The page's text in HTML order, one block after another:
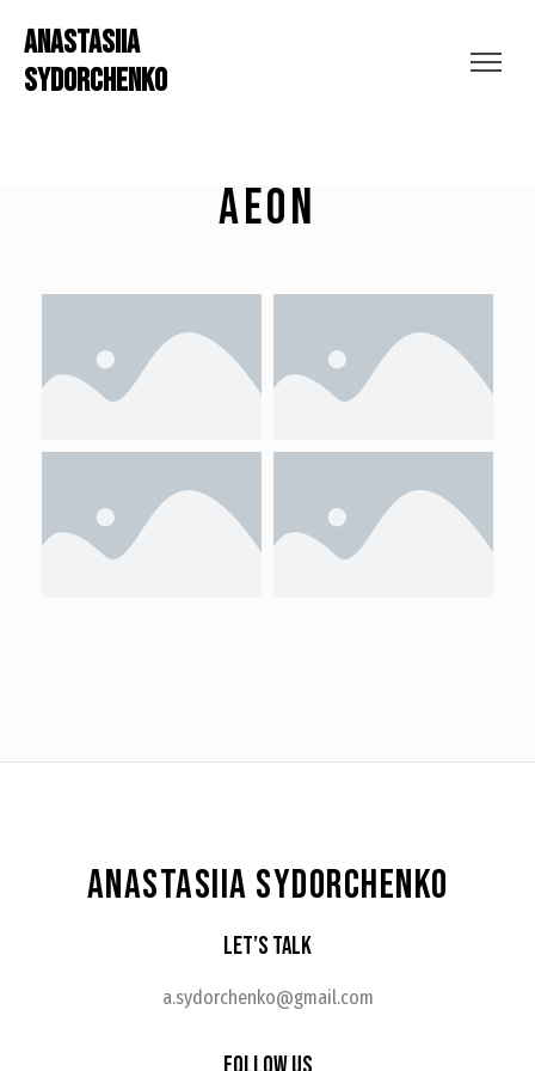
ANASTASIIA
SYDORCHENKO
Aeon
ANASTASIIA SYDORCHENKO
Let’s Talk
a.sydorchenko@gmail.com